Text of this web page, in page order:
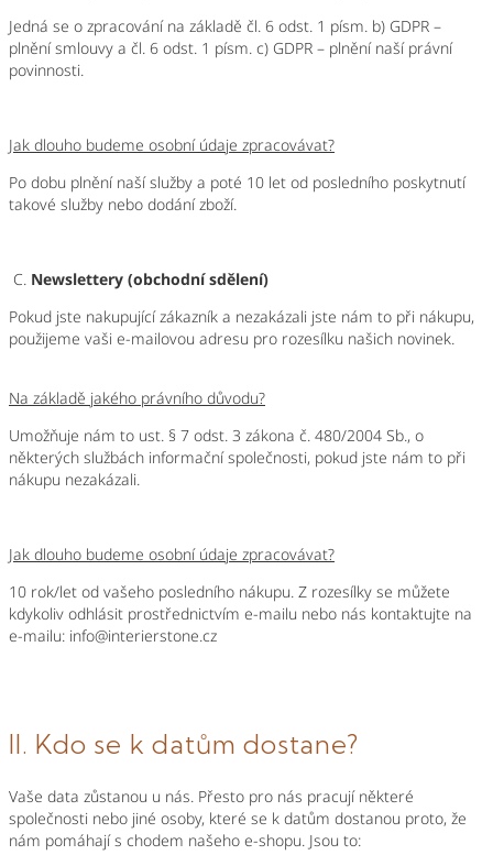
Jedná se o zpracování na základě čl. 6 odst. 1 písm. b) GDPR –
plnění smlouvy a čl. 6 odst. 1 písm. c) GDPR – plnění naší právní
povinnosti.
Jak dlouho budeme osobní údaje zpracovávat?
Po dobu plnění naší služby a poté 10 let od posledního poskytnutí
takové služby nebo dodání zboží.
C. Newslettery (obchodní sdělení)
Pokud jste nakupující zákazník a nezakázali jste nám to při nákupu,
použijeme vaši e-mailovou adresu pro rozesílku našich novinek.
Na základě jakého právního důvodu?
Umožňuje nám to ust. § 7 odst. 3 zákona č. 480/2004 Sb., o
některých službách informační společnosti, pokud jste nám to při
nákupu nezakázali.
Jak dlouho budeme osobní údaje zpracovávat?
10 rok/let od vašeho posledního nákupu. Z rozesílky se můžete
kdykoliv odhlásit prostřednictvím e-mailu nebo nás kontaktujte na
e-mailu: info@interierstone.cz
II. Kdo se k datům dostane?
Vaše data zůstanou u nás. Přesto pro nás pracují některé
společnosti nebo jiné osoby, které se k datům dostanou proto, že
nám pomáhají s chodem našeho e-shopu. Jsou to: